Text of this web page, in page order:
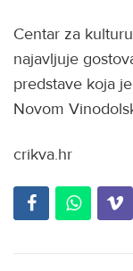
Centar za
najavljuje
predstave koja
Novom
crikva.hr